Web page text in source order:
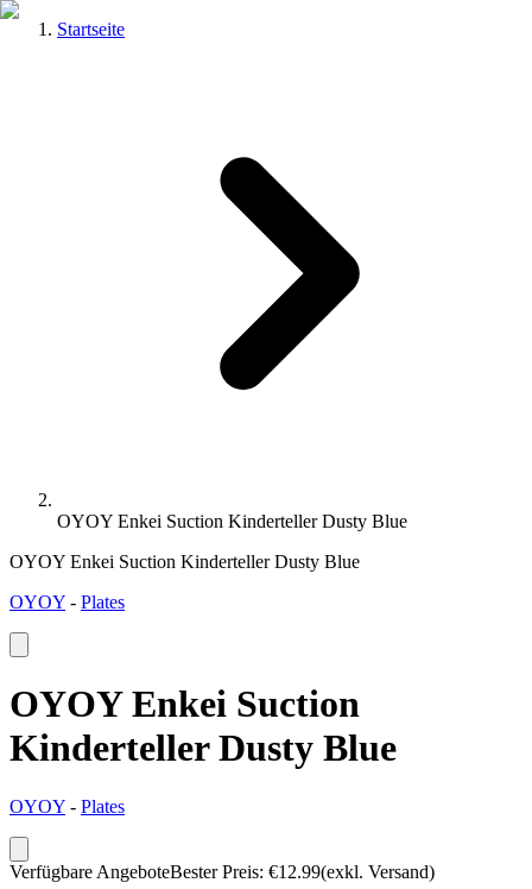
Startseite
OYOY Enkei Suction Kinderteller Dusty Blue
OYOY Enkei Suction Kinderteller Dusty Blue
OYOY - Plates
OYOY Enkei Suction
Kinderteller Dusty Blue
OYOY - Plates
Verfügbare AngeboteBester Preis: €12.99(exkl. Versand)